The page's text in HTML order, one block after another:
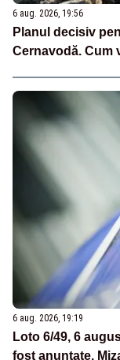
6 aug. 2026, 19:56
Planul decisiv
Cernavodă. Cum
6 aug. 2026, 19:19
Loto 6/49, 6
fost anunțate.